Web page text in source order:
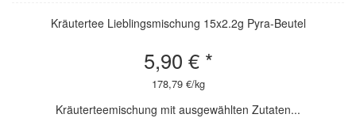
Kräutertee Lieblingsmischung 15x2.2g Pyra-Beutel
5,90 € *
178,79 €/kg
Kräuterteemischung mit ausgewählten Zutaten...